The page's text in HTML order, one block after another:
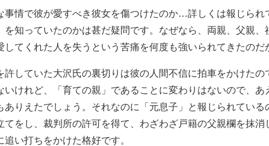
情で彼が愛すべき彼女を傷つけたのか…詳しくは報じられ
を知っていたのかは甚だ疑問です。なぜなら、両親、父親
してくれた人を失うという苦痛を何度も強いられてきたのだ
していた大沢氏の裏切りは彼の人間不信に拍車をかけたの
いけれど、「育ての親」であることに変わりはないので、
ありえたでしょう。それなのに「元息子」と報じられてい
てをし、裁判所の許可を得て、わざわざ戸籍の父親欄を抹
追い打ちをかけた格好です。